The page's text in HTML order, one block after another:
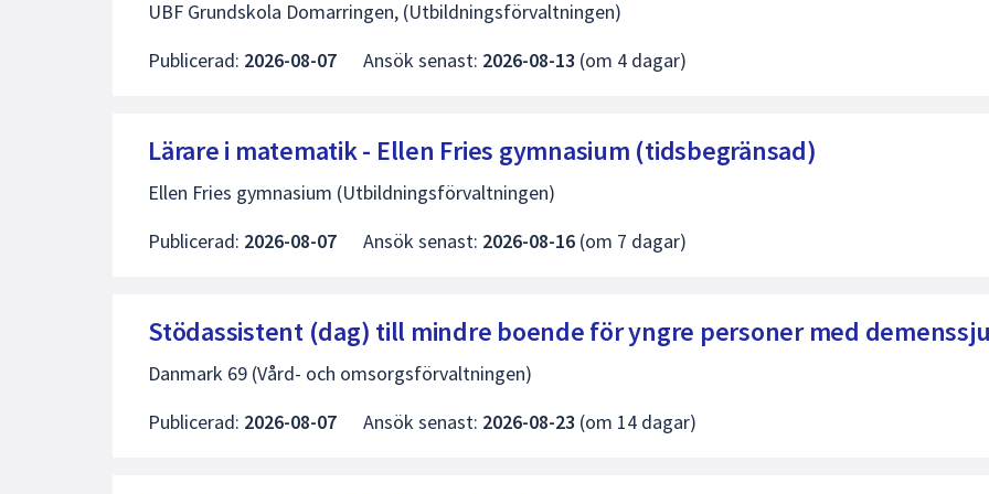
UBF Grundskola Domarringen, (Utbildningsförvaltningen)
Publicerad: 2026-08-07 Ansök senast: 2026-08-13 (om 4 dagar)
Lärare i matematik - Ellen Fries gymnasium (tidsbegränsad)
Ellen Fries gymnasium (Utbildningsförvaltningen)
Publicerad: 2026-08-07 Ansök senast: 2026-08-16 (om 7 dagar)
Stödassistent (dag) till mindre boende för yngre personer med
Danmark 69 (Vård- och omsorgsförvaltningen)
Publicerad: 2026-08-07 Ansök senast: 2026-08-23 (om 14 dagar)